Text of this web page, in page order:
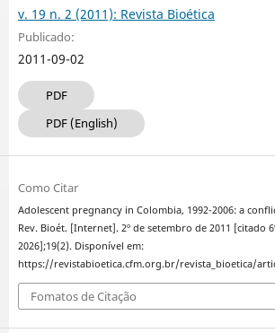
v. 19 n. 2 (2011): Revista Bioética
Publicado:
2011-09-02
PDF
PDF (English)
Como Citar
Adolescent pregnancy in Colombia, 1992-2006: a
Rev. Bioét. [Internet]. 2º de setembro de 2011 [citado
2026];19(2). Disponível em:
https://revistabioetica.cfm.org.br/revista_bioetica/
Fomatos de Citação